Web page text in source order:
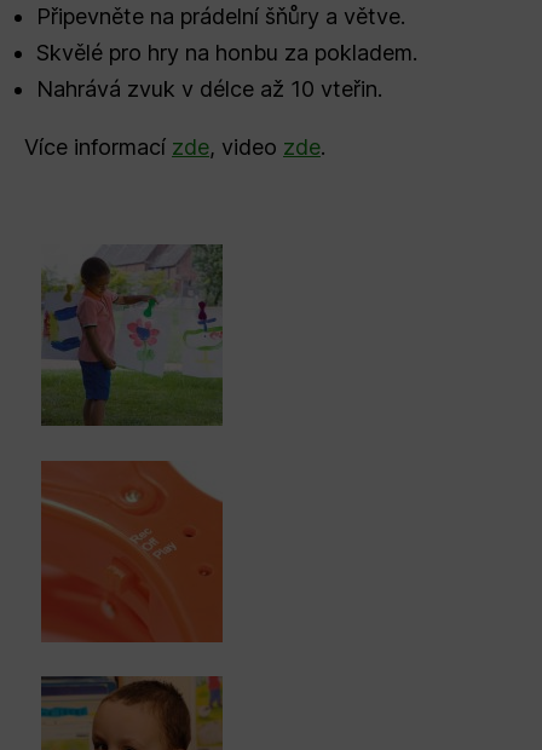
Připevněte na prádelní šňůry a větve.
Skvělé pro hry na honbu za pokladem.
Nahrává zvuk v délce až 10 vteřin.
Více informací zde, video zde.